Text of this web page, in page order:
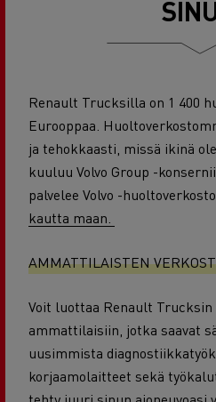
Renault Trucksilla on 1 400
Eurooppaa.
ja tehokkaasti, missä ikinä
kuuluu Volvo Group -
palvelee Volvo -huoltoverkosto
kautta maan.
AMMATTILAISTEN
Voit luottaa Renault
ammattilaisiin, jotka saavat
uusimmista
korjaamolaitteet sekä